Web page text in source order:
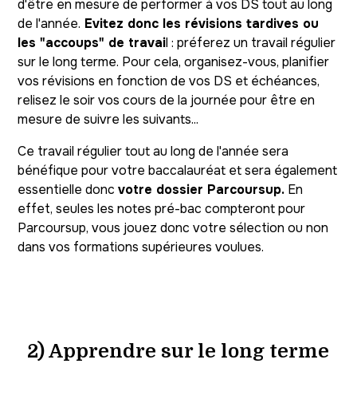
d'être en mesure de performer à vos DS tout au long
de l'année. Evitez donc les révisions tardives ou
les "accoups" de travail : préferez un travail régulier
sur le long terme. Pour cela, organisez-vous, planifier
vos révisions en fonction de vos DS et échéances,
relisez le soir vos cours de la journée pour être en
mesure de suivre les suivants...
Ce travail régulier tout au long de l'année sera
bénéfique pour votre baccalauréat et sera également
essentielle doncvotre dossier Parcoursup. En
effet, seules les notes pré-bac compteront pour
Parcoursup, vous jouez donc votre sélection ou non
dans vos formations supérieures voulues.
2) Apprendre sur le long terme